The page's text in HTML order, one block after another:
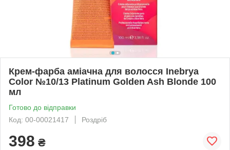
Крем-фарба аміачна для волосся Inebrya
Сolor №10/13 Platinum Golden Ash Blonde 100
мл
Готово до відправки
Код: 00-00021417
Роздріб
398 ₴